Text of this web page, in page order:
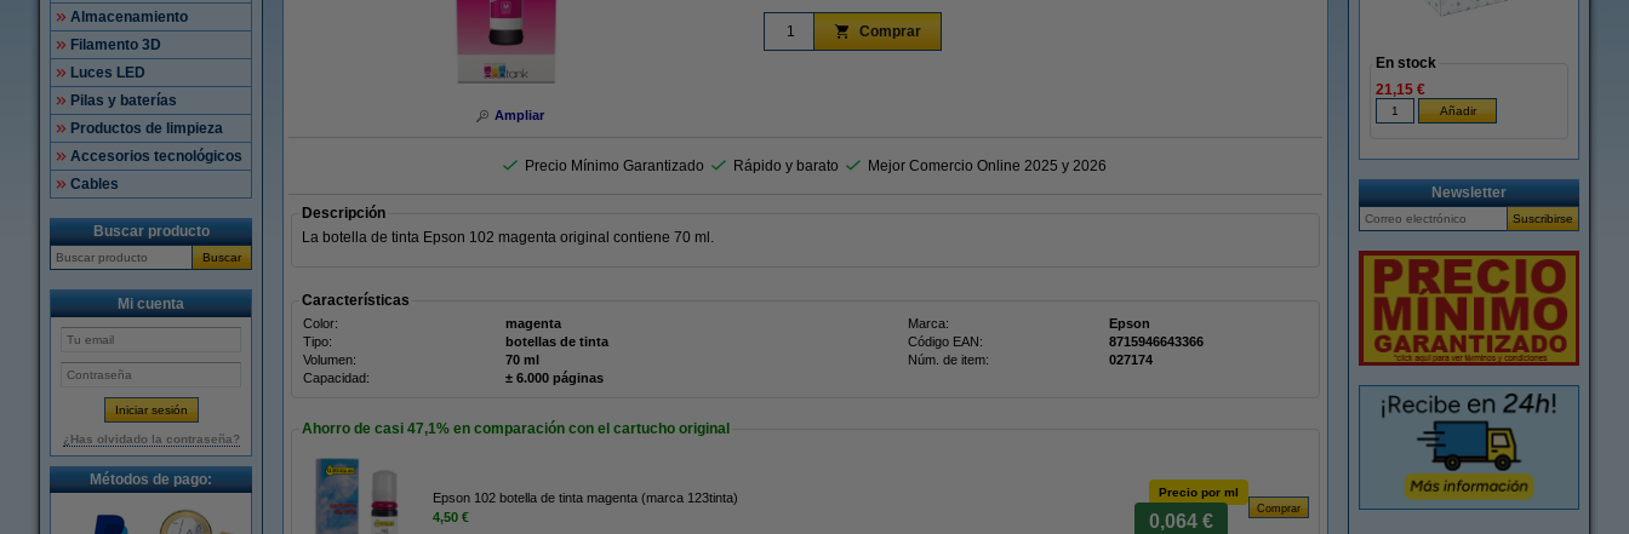
Almacenamiento
Filamento 3D
Luces LED
Pilas y baterías
Productos de limpieza
Accesorios tecnológicos
Cables
Buscar producto
Buscar
Mi cuenta
¿Has olvidado la contraseña?
Métodos de pago:
Ampliar
Comprar
Precio Mínimo Garantizado Rápido y barato Mejor Comercio Online 2025 y 2026
Descripción
La botella de tinta Epson 102 magenta original contiene 70 ml.
Características
Color: magenta Marca:
Epson
Tipo:
botellas de tinta Código EAN:
8715946643366
Volumen:
70 ml Núm. de item:
027174
Capacidad:
± 6.000 páginas
Ahorro de casi 47,1% en comparación con el cartucho original
Epson 102 botella de tinta magenta (marca 123tinta)
4,50 €
Precio por ml
0,064 €
En stock
21,15 €
Newsletter